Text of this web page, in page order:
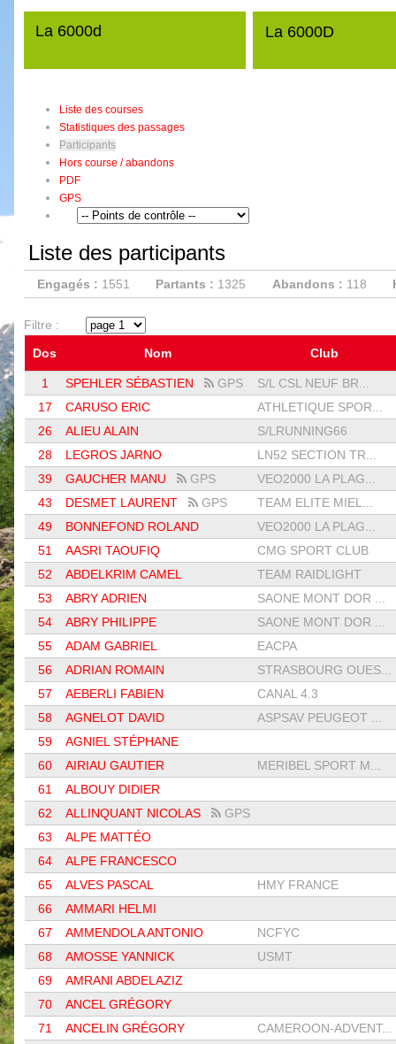
La 6000d La 6000D
Liste des courses
Statistiques des passages
Participants
Hors course / abandons
PDF
GPS
Liste des participants
Engagés : 1551 Partants : 1325 Abandons : 118
Filtre :
Dos
Nom Club
1 SPEHLER SÉBASTIEN GPS
S/L CSL NEUF BR...
17
CARUSO ERIC
ATHLETIQUE SPOR...
26
ALIEU ALAIN
S/LRUNNING66
28
LEGROS JARNO
LN52 SECTION TR...
39
GAUCHER MANU GPS
VEO2000 LA PLAG...
43
DESMET LAURENT GPS
TEAM ELITE MIEL...
49
BONNEFOND ROLAND
VEO2000 LA PLAG...
51
AASRI TAOUFIQ
CMG SPORT CLUB
52
ABDELKRIM CAMEL
TEAM RAIDLIGHT
53
ABRY ADRIEN
SAONE MONT DOR ...
54
ABRY PHILIPPE
SAONE MONT DOR ...
55
ADAM GABRIEL
EACPA
56
ADRIAN ROMAIN
STRASBOURG OUES...
57
AEBERLI FABIEN
CANAL 4.3
58
AGNELOT DAVID
ASPSAV PEUGEOT ...
59
AGNIEL STÉPHANE
60
AIRIAU GAUTIER
MERIBEL SPORT M...
61
ALBOUY DIDIER
62
ALLINQUANT NICOLAS
GPS
63
ALPE MATTÉO
64
ALPE FRANCESCO
65
ALVES PASCAL
HMY FRANCE
66
AMMARI HELMI
67
AMMENDOLA ANTONIO
NCFYC
68
AMOSSE YANNICK
USMT
69
AMRANI ABDELAZIZ
70
ANCEL GRÉGORY
71
ANCELIN GRÉGORY
CAMEROON-ADVENT...